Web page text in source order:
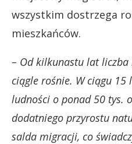
wszystkim dostrzega
mieszkańców.
– Od kilkunastu lat liczba
ciągle rośnie. W ciągu 15
ludności o ponad 50 tys.
dodatniego przyrostu
salda migracji, co